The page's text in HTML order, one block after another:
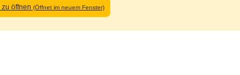
öffnen (Öffnet im neuem Fenster)